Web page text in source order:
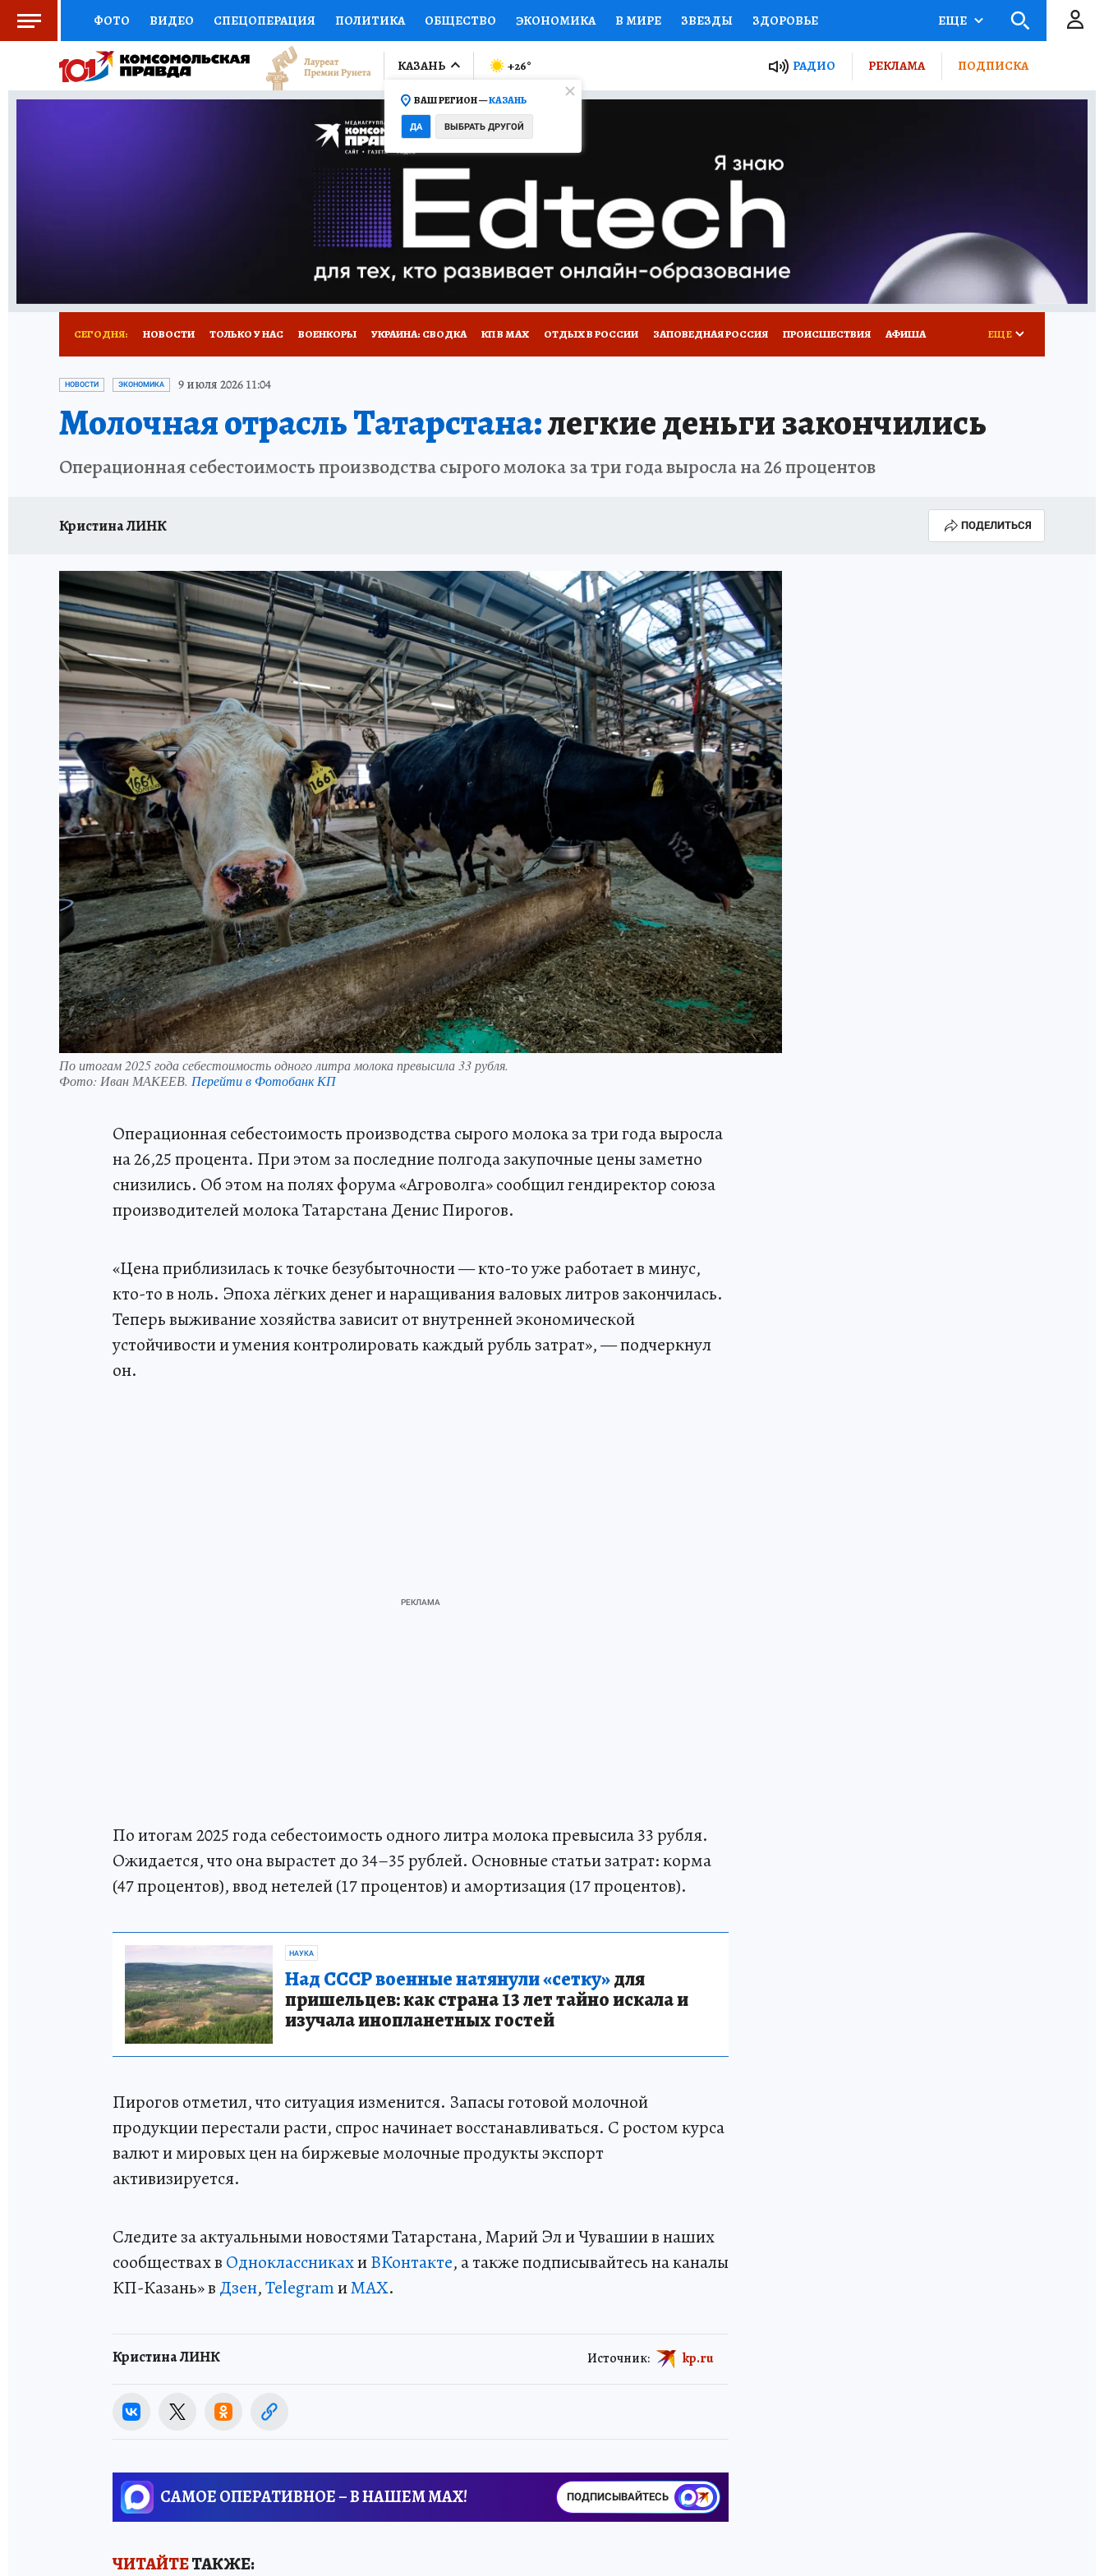
ФОТО ВИДЕО СПЕЦОПЕРАЦИЯ ПОЛИТИКА ОБЩЕСТВО ЭКОНОМИКА В МИРЕ ЗВЕЗДЫ ЗДОРОВЬЕ
СОЦПОДДЕРЖКА НАУКА СПОРТ КОЛУМНИСТЫ ПРОИСШЕСТВИЯ НАЦИОНАЛЬНЫЕ ПРОЕКТЫ РОССИИ
ВЫБОР ЭКСПЕРТОВ ДОКТОР ФИНАНСЫ ОТКРЫВАЕМ МИР Я ЗНАЮ СЕМЬЯ ЖЕНСКИЕ СЕКРЕТЫ ПУТЕВОДИТЕЛЬ
ПРОГНОЗЫ НА СПОРТ ПРОМОКОДЫ СЕРИАЛЫ
ТЕЛЕВИЗОР КОЛЛЕКЦИИ КОНКУРСЫ ГИД ПОТРЕБИТЕЛЯ
НОВОЕ НА САЙТЕ
ЕЩЕ
КАЗАНЬ
ВАШ РЕГИОН —КАЗАНЬ
ДА ВЫБРАТЬ ДРУГОЙ
+26° РАДИО РЕКЛАМА ПОДПИСКА
СЕГОДНЯ: НОВОСТИ ТОЛЬКО У НАС ВОЕНКОРЫ УКРАИНА: СВОДКА КП В МАХ ОТДЫХ В РОССИИ ЗАПОВЕДНАЯ РОССИЯ ПРОИСШЕСТВИЯ АФИША
ТЕРРИТОРИЯ ДОБРА ИСПЫТАНО НА СЕБЕ
ЕЩЕ
НОВОСТИ ЭКОНОМИКА 9 июля 2026 11:04
Молочная отрасль Татарстана:легкие деньги закончились
Операционная себестоимость производства сырого молока за три года выросла на 26 процентов
Кристина ЛИНК ПОДЕЛИТЬСЯ
По итогам 2025 года себестоимость одного литра молока превысила 33 рубля.
Фото: Иван МАКЕЕВ. Перейти в Фотобанк КП
Операционная себестоимость производства сырого молока за три года выросла
на 26,25 процента. При этом за последние полгода закупочные цены заметно
снизились. Об этом на полях форума «Агроволга» сообщил гендиректор союза
производителей молока Татарстана Денис Пирогов.
«Цена приблизилась к точке безубыточности — кто-то уже работает в минус,
кто-то в ноль. Эпоха лёгких денег и наращивания валовых литров закончилась.
Теперь выживание хозяйства зависит от внутренней экономической
устойчивости и умения контролировать каждый рубль затрат», — подчеркнул
он.
По итогам 2025 года себестоимость одного литра молока превысила 33 рубля.
Ожидается, что она вырастет до 34–35 рублей. Основные статьи затрат: корма
(47 процентов), ввод нетелей (17 процентов) и амортизация (17 процентов).
НАУКА
Над СССР военные натянули «сетку»для
пришельцев: как страна 13 лет тайно искала и
изучала инопланетных гостей
Пирогов отметил, что ситуация изменится. Запасы готовой молочной
продукции перестали расти, спрос начинает восстанавливаться. С ростом курса
валют и мировых цен на биржевые молочные продукты экспорт
активизируется.
Следите за актуальными новостями Татарстана, Марий Эл и Чувашии в наших
сообществах в ОдноклассникахиВКонтакте, а также подписывайтесь на каналы
КП-Казань» в Дзен,TelegramиMAX.
Кристина ЛИНК Источник: kp.ru
САМОЕ ОПЕРАТИВНОЕ – В НАШЕМ MAX! ПОДПИСЫВАЙТЕСЬ
ЧИТАЙТЕТАКЖЕ: